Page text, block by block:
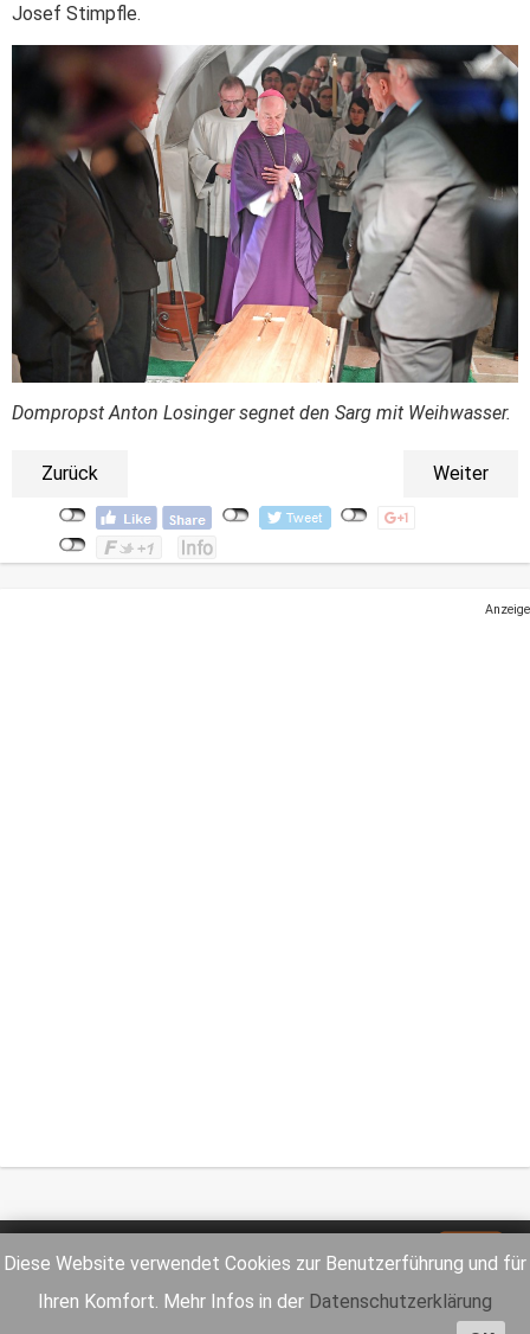
Diese Website verwendet Cookies zur Benutzerführung und für
Ihren Komfort. Mehr Infos in der Datenschutzerklärung
Josef Stimpfle.
Dompropst Anton Losinger segnet den Sarg mit Weihwasser.
Zurück Weiter
Anzeige